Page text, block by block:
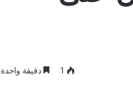
1 دقيقة واحدة